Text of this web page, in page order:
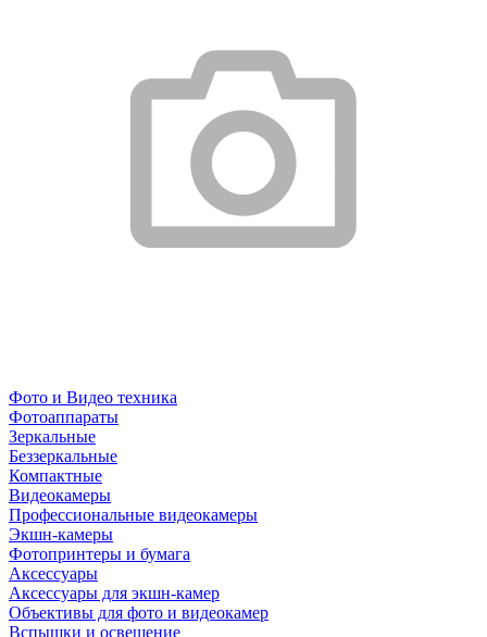
Фото и Видео техника
Фотоаппараты
Зеркальные
Беззеркальные
Компактные
Видеокамеры
Профессиональные видеокамеры
Экшн-камеры
Фотопринтеры и бумага
Аксессуары
Аксессуары для экшн-камер
Объективы для фото и видеокамер
Вспышки и освещение